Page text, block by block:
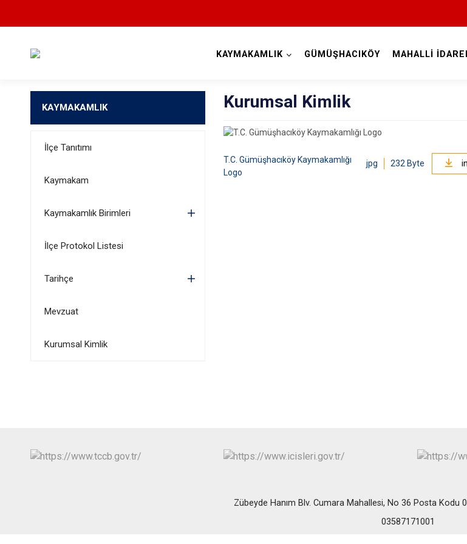
KAYMAKAMLIK GÜMÜŞHACIKÖY MAHALLİ
KAYMAKAMLIK
İlçe Tanıtımı
Kaymakam
Kaymakamlık Birimleri
İlçe Protokol Listesi
Tarihçe
Mevzuat
Kurumsal Kimlik
Kurumsal Kimlik
T.C. Gümüşhacıköy Kaymakamlığı
Logo
jpg 232 Byte
Zübeyde Hanım Blv. Cumara Mahallesi, No 36 Posta Kodu
03587171001